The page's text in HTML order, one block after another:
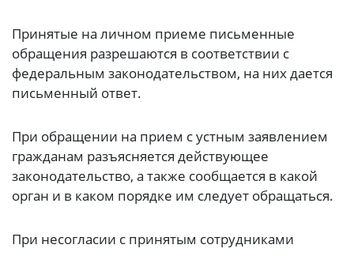
Принятые на личном приеме письменные
обращения разрешаются в соответствии с
федеральным законодательством, на них дается
письменный ответ.
При обращении на прием с устным заявлением
гражданам разъясняется действующее
законодательство, а также сообщается в какой
орган и в каком порядке им следует обращаться.
При несогласии с принятым сотрудниками